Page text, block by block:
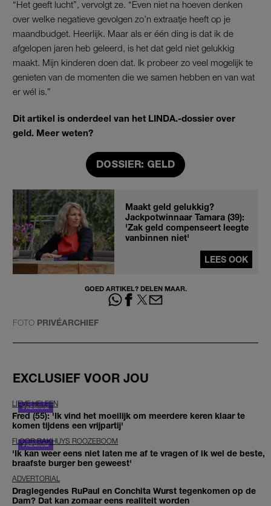
“Het geeft lucht”, vervolgt ze. “Even niet na hoeven denken
over welke negatieve gevolgen zo’n extraatje heeft op je
maandbudget. Heerlijk. Maar als er één ding is dat ik de
afgelopen jaren heb geleerd, is het dat geld niet gelukkig
maakt. Mijn kinderen doen dat. Ik probeer zo veel mogelijk te
genieten van de momenten die we samen hebben en van wat
er wél is.”
Dit artikel is onderdeel van het LINDA.-dossier over
geld. Meer weten?
DOSSIER: GELD
Maakt geld gelukkig?
Jackpotwinnaar Tamara (39):
'Zak geld compenseert leegte
vanbinnen niet'
LEES OOK
GOED ARTIKEL? DELEN MAAR.
FOTO PRIVÉARCHIEF
EXCLUSIEF VOOR JOU
LIEVE HELEEN
Fred (55): 'Ik vind het moeilijk om meerdere keren klaar te
komen tijdens een vrijpartij'
FLOOR BAKHUYS ROOZEBOOM
'Ik kan weer eens niet laten me af te vragen of ik wel de beste,
braafste burger ben geweest'
ADVERTORIAL
Draglegendes RuPaul en Conchita Wurst tegenkomen op de
Dam? Dat kan zomaar eens realiteit worden